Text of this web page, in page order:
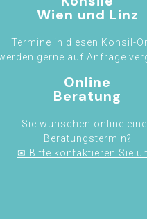
Wien und Linz
Termine in diesen Konsil-
gerne auf Anfrage
Online
Beratung
Sie wünschen online
Beratungstermin?
✉ Bitte kontaktieren Sie